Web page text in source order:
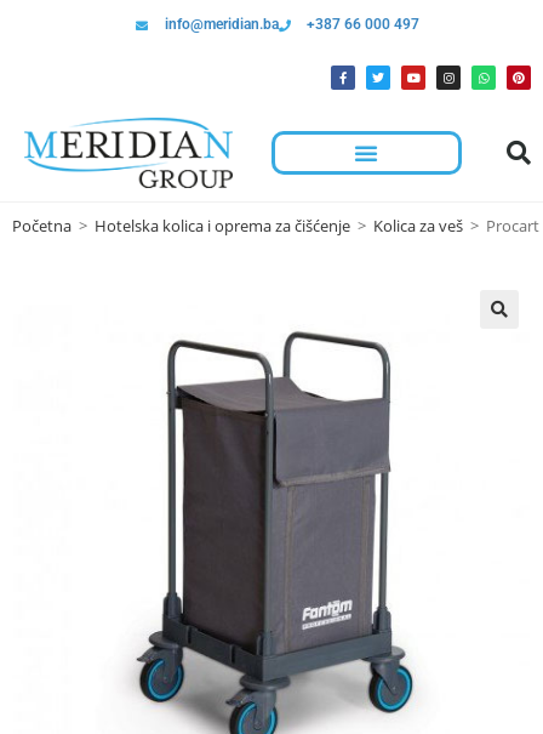
info@meridian.ba +387 66 000 497
Početna > Hotelska kolica i oprema za čišćenje > Kolica za veš > Procart